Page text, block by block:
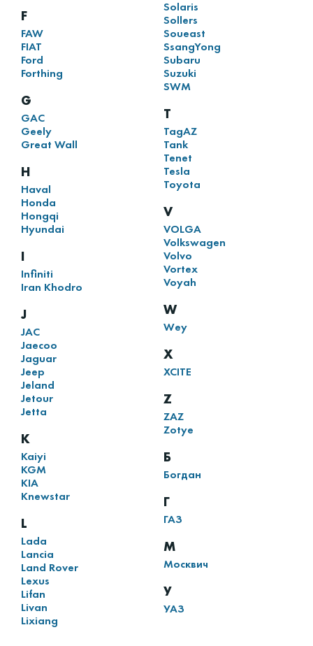
F
FAW
FIAT
Ford
Forthing
G
GAC
Geely
Great Wall
H
Haval
Honda
Hongqi
Hyundai
I
Infiniti
Iran Khodro
J
JAC
Jaecoo
Jaguar
Jeep
Jeland
Jetour
Jetta
K
Kaiyi
KGM
KIA
Knewstar
L
Lada
Lancia
Land Rover
Lexus
Lifan
Livan
Lixiang
Solaris
Sollers
Soueast
SsangYong
Subaru
Suzuki
SWM
T
TagAZ
Tank
Tenet
Tesla
Toyota
V
VOLGA
Volkswagen
Volvo
Vortex
Voyah
W
Wey
X
XCITE
Z
ZAZ
Zotye
Б
Богдан
Г
ГАЗ
М
Москвич
У
УАЗ